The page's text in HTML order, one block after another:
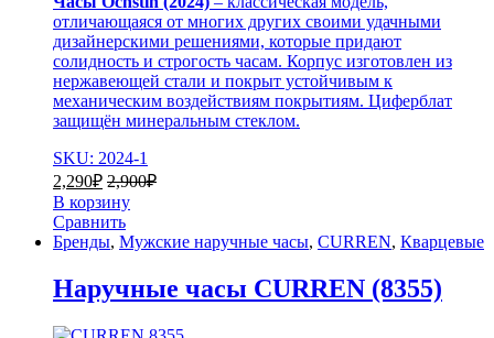
отличающаяся от многих других своими удачными
дизайнерскими решениями, которые придают
солидность и строгость часам. Корпус изготовлен из
нержавеющей стали и покрыт устойчивым к
механическим воздействиям покрытиям. Циферблат
защищён минеральным стеклом.
SKU: 2024-1
2,290₽ 2,900₽
В корзину
Сравнить
Бренды, Мужские наручные часы, CURREN, Кварцевые
Наручные часы CURREN (8355)